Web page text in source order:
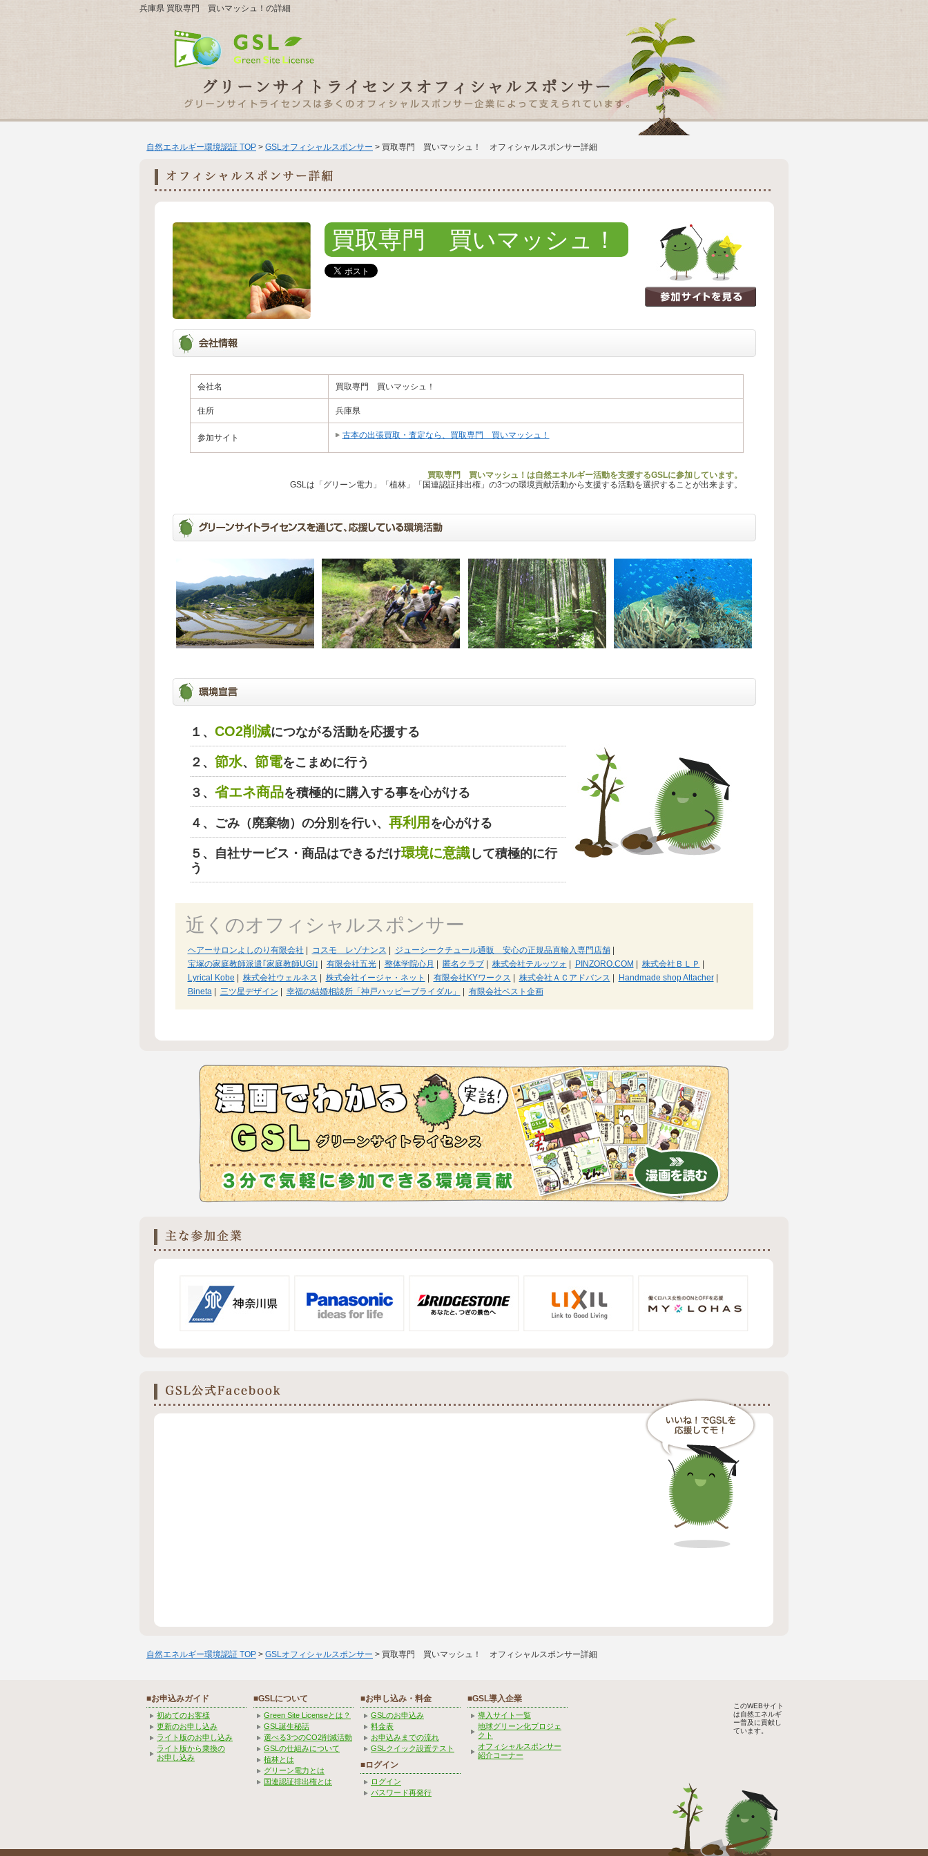
兵庫県 買取専門 買いマッシュ！の詳細
自然エネルギー環境認証 TOP > GSLオフィシャルスポンサー > 買取専門 買いマッシュ！ オフィシャルスポンサー詳細
買取専門 買いマッシュ！
会社名 買取専門 買いマッシュ！
住所 兵庫県
参加サイト 古本の出張買取・査定なら、買取専門 買いマッシュ！
買取専門 買いマッシュ！は自然エネルギー活動を支援するGSLに参加しています。
GSLは「グリーン電力」「植林」「国連認証排出権」の3つの環境貢献活動から支援する活動を選択することが出来ます。
１、 CO2削減につながる活動を応援する
２、 節水、 節電をこまめに行う
３、 省エネ商品を積極的に購入する事を心がける
４、ごみ（廃棄物）の分別を行い、 再利用 を心がける
５、自社サービス・商品はできるだけ環境に意識して積極的に行
う
近くのオフィシャルスポンサー
ヘアーサロンよしのり有限会社 コスモ レゾナンス ジューシークチュール通販 安心の正規品直輸入専門店舗|
宝塚の家庭教師派遣｢家庭教師UGI｣
有限会社五光| 整体学院心月 匿名クラブ| 株式会社テルッツォ PINZORO.COM 株式会社ＢＬＰ
Lyrical Kobe
株式会社ウェルネス 株式会社イージャ・ネット 有限会社KYワークス 株式会社ＡＣアドバンス Handmade shop Attacher|
Bineta| 三ツ星デザイン 幸福の結婚相談所「神戸ハッピーブライダル」 有限会社ベスト企画
自然エネルギー環境認証 TOP > GSLオフィシャルスポンサー > 買取専門 買いマッシュ！ オフィシャルスポンサー詳細
■お申込みガイド
初めてのお客様
更新のお申し込み
ライト版のお申し込み
ライト版から乗換の
お申し込み
■GSLについて
Green Site Licenseとは？
GSL誕生秘話
選べる3つのCO2削減活動
GSLの仕組みについて
植林とは
グリーン電力とは
国連認証排出権とは
■お申し込み・料金
GSLのお申込み
料金表
お申込みまでの流れ
GSLクイック設置テスト
■ログイン
ログイン
パスワード再発行
■GSL導入企業
導入サイト一覧
地球グリーン化プロジェ
クト
オフィシャルスポンサー
紹介コーナー
このWEBサイト
は自然エネルギ
ー普及に貢献し
ています。